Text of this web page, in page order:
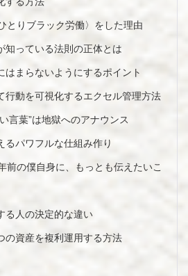
とりブラック労働〉をした理由
っている法則の正体とは
まらないようにするポイント
行動を可視化するエクセル管理方法
言葉”は地獄へのアナウンス
パワフルな仕組み作り
前の僕自身に、もっとも伝えたいこ
る人の決定的な違い
の資産を複利運用する方法